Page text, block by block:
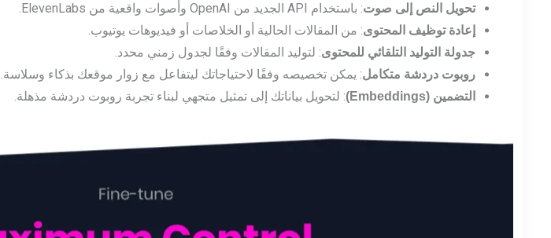
تحويل النص إلى صوت: باستخدام API الجديد من OpenAI وأصوات واقعية من ElevenLabs.
إعادة توظيف المحتوى: من المقالات الحالية أو الخلاصات أو فيديوهات يوتيوب.
جدولة التوليد التلقائي للمحتوى: لتوليد المقالات وفقًا لجدول زمني محدد.
روبوت دردشة متكامل: يمكن تخصيصه وفقًا لاحتياجاتك ليتفاعل مع زوار موقعك بذكاء وسلاسة.
التضمين (Embeddings) : لتحويل بياناتك إلى تمثيل متجهي لبناء تجربة روبوت دردشة مذهلة.